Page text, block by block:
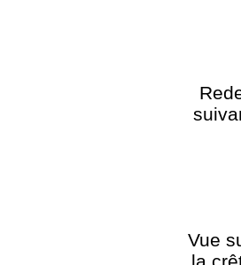
Vue